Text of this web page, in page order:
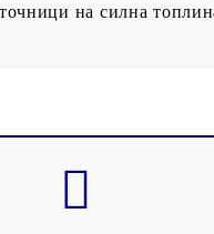
на силна